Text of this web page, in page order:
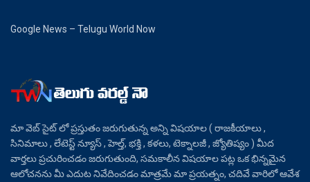
Google News – Telugu World Now
మా వెబ్ సైట్ లో ప్రస్తుతం జరుగుతున్న అన్ని విషయాల ( రాజకీయాలు ,
సినిమాలు , లేటెస్ట్ న్యూస్ , హెల్త్, భక్తి , కళలు, టెక్నాలజీ , జ్యోతిష్యం ) మీద
వార్తలు ప్రచురించడం జరుగుతుంది, సమకాలీన విషయాల పట్ల ఒక భిన్నమైన
ఆలోచనను మీ ఎదుట నివేదించడం మాత్రమే మా ప్రయత్నం, చదివే వారిలో ఆవేశ